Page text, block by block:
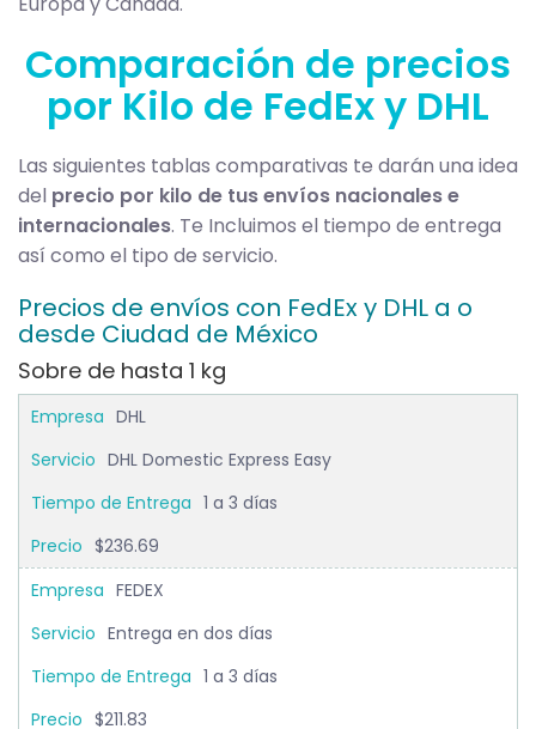
Comparación de precios
por Kilo de FedEx y DHL
Las siguientes tablas comparativas te darán una idea
del precio por kilo de tus envíos nacionales e
internacionales. Te Incluimos el tiempo de entrega
así como el tipo de servicio.
Precios de envíos con FedEx y DHL a o
desde Ciudad de México
Sobre de hasta 1 kg
DHL
DHL Domestic Express Easy
1 a 3 días
$236.69
FEDEX
Entrega en dos días
1 a 3 días
$211.83